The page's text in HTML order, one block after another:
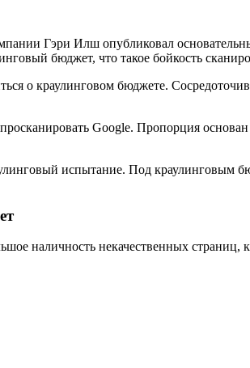
Гэри Илш опубликовал
бюджет, что такое бойкость
о краулинговом бюджете.
Google. Пропорция
испытание. Под краулинговым
наличность некачественных страниц,